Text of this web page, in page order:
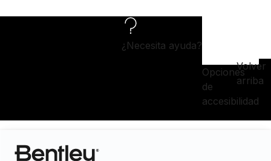
¿Necesita ayuda?
Opciones
de
accesibilidad
Volver
arriba